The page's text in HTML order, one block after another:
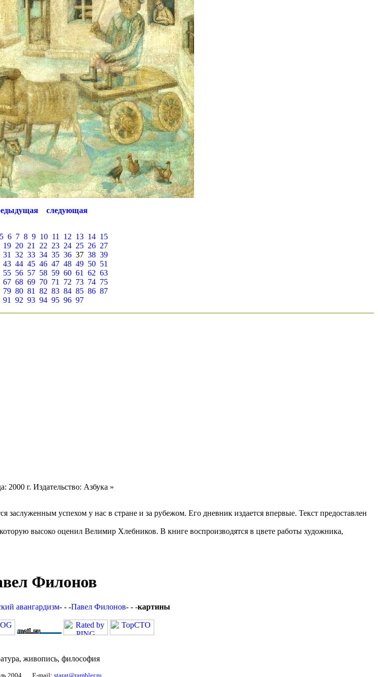
следующая
5 6 7 8 9 10 11 12 13 14 15
19 20 21 22 23 24 25 26 27
31 32 33 34 35 36 37 38 39
43 44 45 46 47 48 49 50 51
55 56 57 58 59 60 61 62 63
67 68 69 70 71 72 73 74 75
79 80 81 82 83 84 85 86 87
91 92 93 94 95 96 97
г. Издательство: Азбука »
успехом у нас в стране и за рубежом. Его дневник издается впервые. Текст предоставлен
высоко оценил Велимир Хлебников. В книге воспроизводятся в цвете работы художника,
Филонов
авангардизм- - -Павел Филонов- - -картины
живопись, философия
2004 E-mail: starat@rambler.ru